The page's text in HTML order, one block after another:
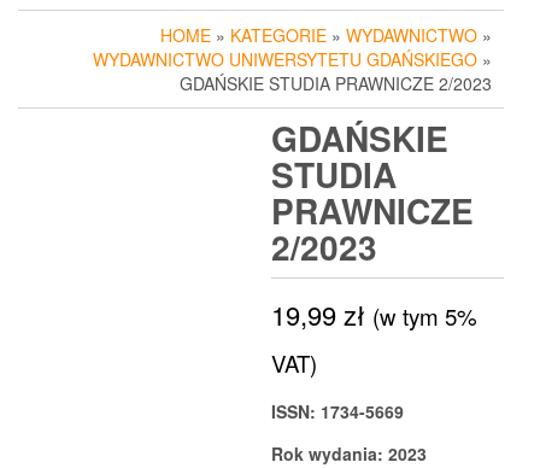
HOME » KATEGORIE » WYDAWNICTWO »
WYDAWNICTWO UNIWERSYTETU GDAŃSKIEGO »
GDAŃSKIE STUDIA PRAWNICZE 2/2023
GDAŃSKIE
STUDIA
PRAWNICZE
2/2023
19,99zł (w tym 5%
VAT)
ISSN: 1734-5669
Rok wydania: 2023